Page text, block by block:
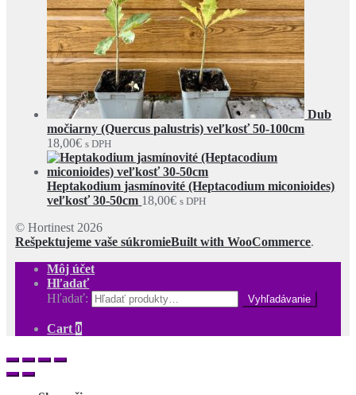
Dub
močiarny (Quercus palustris) veľkosť 50-100cm
18,00€ s DPH
Heptakodium jasmínovité (Heptacodium miconioides)
veľkosť 30-50cm 18,00€ s DPH
© Hortinest 2026
Rešpektujeme vaše súkromieBuilt with WooCommerce.
Môj účet
Hľadať
Hľadať:
Cart0